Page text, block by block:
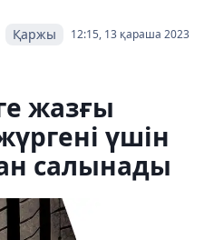
12:15, 13 қараша 2023
Қаржы
жазғы
үшін
салынады